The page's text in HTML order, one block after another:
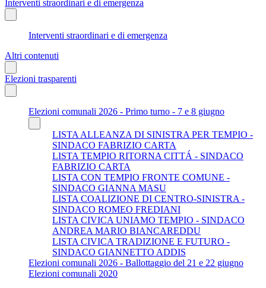
Interventi straordinari e di emergenza
Interventi straordinari e di emergenza
Altri contenuti
Elezioni trasparenti
Elezioni comunali 2026 - Primo turno - 7 e 8 giugno
LISTA ALLEANZA DI SINISTRA PER TEMPIO -
SINDACO FABRIZIO CARTA
LISTA TEMPIO RITORNA CITTÁ - SINDACO
FABRIZIO CARTA
LISTA CON TEMPIO FRONTE COMUNE -
SINDACO GIANNA MASU
LISTA COALIZIONE DI CENTRO-SINISTRA -
SINDACO ROMEO FREDIANI
LISTA CIVICA UNIAMO TEMPIO - SINDACO
ANDREA MARIO BIANCAREDDU
LISTA CIVICA TRADIZIONE E FUTURO -
SINDACO GIANNETTO ADDIS
Elezioni comunali 2026 - Ballottaggio del 21 e 22 giugno
Elezioni comunali 2020